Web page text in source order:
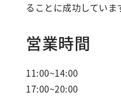
ることに成功していま
営業時間
11:00~14:00
17:00~20:00